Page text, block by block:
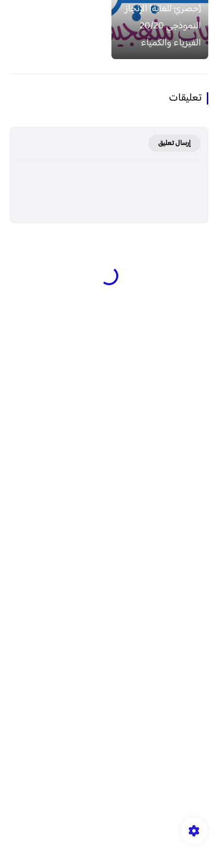
[حصريّ للغايَة] الإنجاز
النموذجي 20/20
الفيزياء والكمياء
تعليقات
إرسال تعليق